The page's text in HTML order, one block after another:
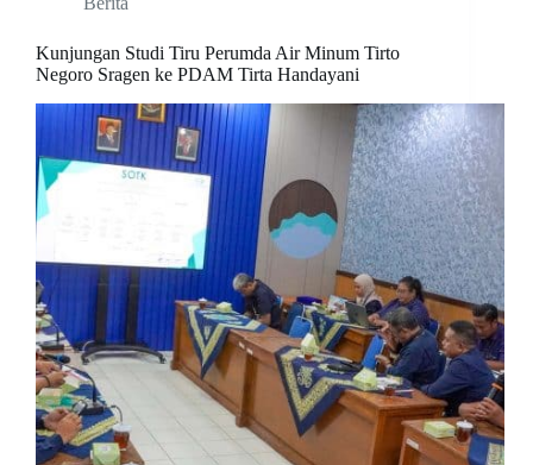
Kunjungan Studi Tiru Perumda Air Minum Tirto
Negoro Sragen ke PDAM Tirta Handayani